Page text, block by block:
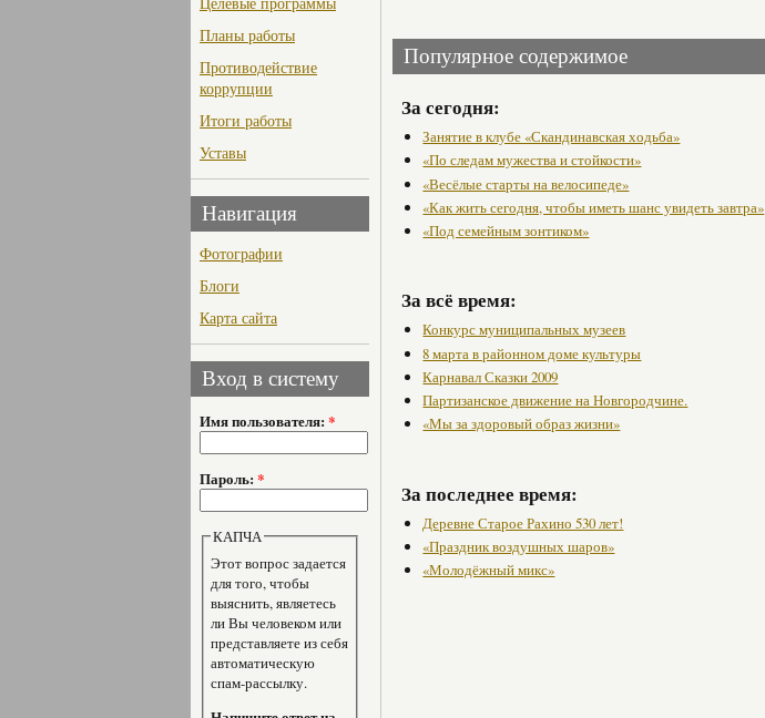
Планы работы
Противодействие
коррупции
Итоги работы
Уставы
Навигация
Фотографии
Блоги
Карта сайта
Вход в систему
Имя пользователя: *
Пароль: *
КАПЧА
Этот вопрос задается
для того, чтобы
выяснить, являетесь
ли Вы человеком или
представляете из себя
автоматическую
спам-рассылку.
Популярное содержимое
За сегодня:
Занятие в клубе «Скандинавская ходьба»
«По следам мужества и стойкости»
«Весёлые старты на велосипеде»
«Как жить сегодня, чтобы иметь шанс увидеть завтра»
«Под семейным зонтиком»
За всё время:
Конкурс муниципальных музеев
8 марта в районном доме культуры
Карнавал Сказки 2009
Партизанское движение на Новгородчине.
«Мы за здоровый образ жизни»
За последнее время:
Деревне Старое Рахино 530 лет!
«Праздник воздушных шаров»
«Молодёжный микс»